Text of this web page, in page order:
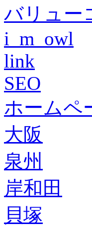
バリュ
i_m_owl
link
SEO
ホームペ
大阪
泉州
岸和田
貝塚